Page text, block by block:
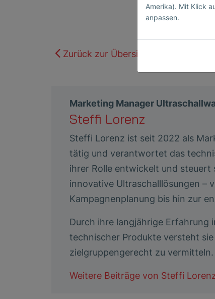
Zurück zur Übersicht
Marketing Manager
Steffi Lorenz
Steffi Lorenz ist seit 2022 als
tätig und verantwortet das
ihrer Rolle entwickelt und steuert
innovative Ultraschalllösungen –
Kampagnenplanung bis hin zur
Durch ihre langjährige Erfahrung
technischer Produkte versteht
zielgruppengerecht zu vermitteln.
Weitere Beiträge von Steffi
Amerika). Mit Klick
anpassen.